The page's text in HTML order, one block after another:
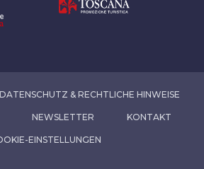
DATENSCHUTZ & RECHTLICHE HINWEISE
NEWSLETTER KONTAKT
EINSTELLUNGEN